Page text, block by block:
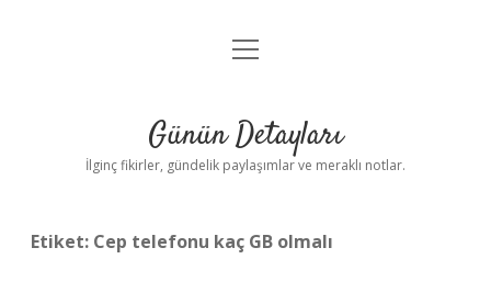
Gizlilik Politikası
Yasal Uyarı
menüyü
Günün Detayları
İlginç fikirler, gündelik paylaşımlar ve meraklı notlar.
Etiket: Cep telefonu kaç GB olmalı